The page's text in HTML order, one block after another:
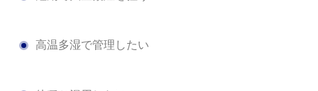
高温多湿で管理したい